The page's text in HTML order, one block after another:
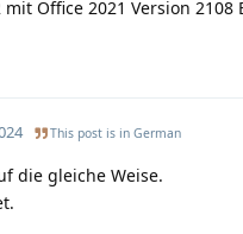
mit Office 2021 Version
This post is in German
die gleiche Weise.